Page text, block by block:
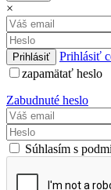
×
Prihlásiť
zapamätať heslo
Zabudnuté heslo
Súhlasím s